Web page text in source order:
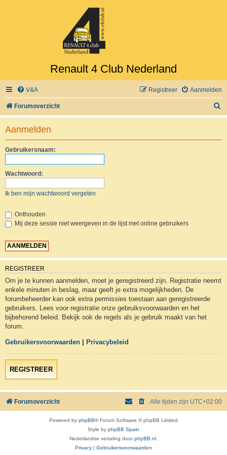
Renault 4 Club Nederland
V&A Aanmelden
Registreer
Forumoverzicht
o
Aanmelden
Gebruikersnaam:
Wachtwoord:
Ik ben mijn wachtwoord vergeten
Onthouden
Mij deze sessie niet weergeven in de lijst met online gebruikers
REGISTREER
Om je te kunnen aanmelden, moet je geregistreerd zijn. Registratie neemt
enkele minuten in beslag, maar geeft je extra mogelijkheden. De
forumbeheerder kan ook extra permissies toestaan aan geregistreerde
gebruikers. Lees voor registratie onze gebruiksvoorwaarden en het
bijbehorend beleid. Bekijk ook de regels als je gebruik maakt van het
forum.
Gebruikersvoorwaarden Privacybeleid
REGISTREER
Forumoverzicht Alle tijden zijn UTC+02:00
Powered by phpBB® Forum Software © phpBB Limited
Style by phpBB Spain
Nederlandse vertaling doorphpBB.nl .
Privacy
Gebruikersvoorwaarden